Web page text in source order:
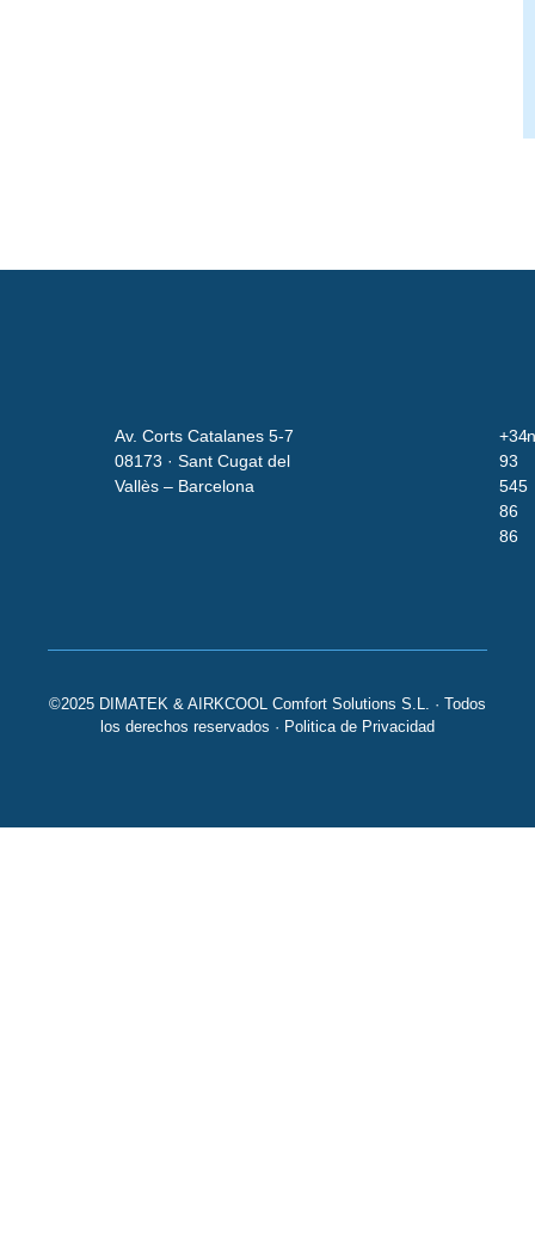
Av. Corts Catalanes 5-7
08173 · Sant Cugat del
Vallès – Barcelona
+34
93
545
86
86
©2025 DIMATEK & AIRKCOOL Comfort Solutions S.L. · Todos
los derechos reservados · Politica de Privacidad